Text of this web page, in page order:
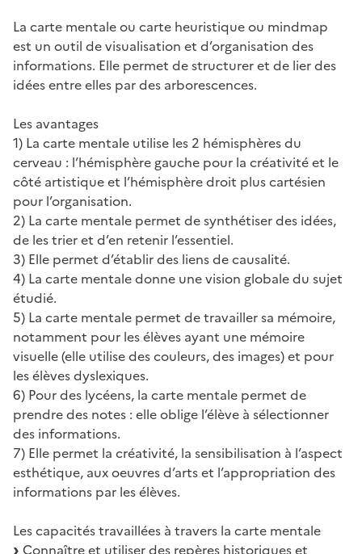
La carte mentale ou carte heuristique ou mindmap
est un outil de visualisation et d’organisation des
informations. Elle permet de structurer et de lier des
idées entre elles par des arborescences.
Les avantages
1) La carte mentale utilise les 2 hémisphères du
cerveau : l’hémisphère gauche pour la créativité et le
côté artistique et l’hémisphère droit plus cartésien
pour l’organisation.
2) La carte mentale permet de synthétiser des idées,
de les trier et d’en retenir l’essentiel.
3) Elle permet d’établir des liens de causalité.
4) La carte mentale donne une vision globale du sujet
étudié.
5) La carte mentale permet de travailler sa mémoire,
notamment pour les élèves ayant une mémoire
visuelle (elle utilise des couleurs, des images) et pour
les élèves dyslexiques.
6) Pour des lycéens, la carte mentale permet de
prendre des notes : elle oblige l’élève à sélectionner
des informations.
7) Elle permet la créativité, la sensibilisation à l’aspect
esthétique, aux oeuvres d’arts et l’appropriation des
informations par les élèves.
Les capacités travaillées à travers la carte mentale
Connaître et utiliser des repères historiques et